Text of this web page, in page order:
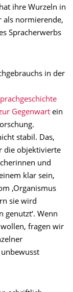
ihre Wurzeln in
als normierende,
Spracherwerbs
in der
Gegenwart ein
stabil. Das,
die objektivierte
und
klar sein,
‚Organismus
sie wird
genutzt‘. Wenn
fragen wir